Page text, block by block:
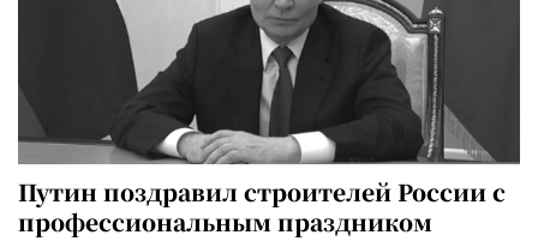
Путин поздравил строителей России с
профессиональным праздником